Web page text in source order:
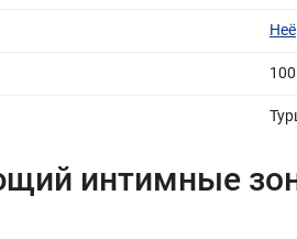
Неё
интимные